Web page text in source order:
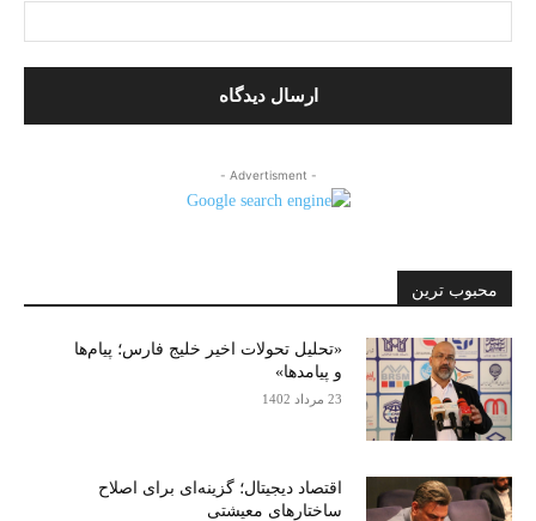
- Advertisment -
محبوب ترین
«تحلیل تحولات اخیر خلیج فارس؛ پیام‌ها
و پیامدها»
23 مرداد 1402
اقتصاد دیجیتال؛ گزینه‌ای برای اصلاح
ساختارهای معیشتی